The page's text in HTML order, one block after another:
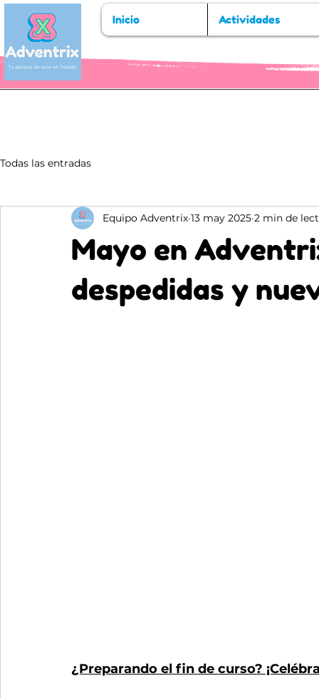
Inicio Actividades
Todas las entradas
Mayo en
despedidas y
Equipo Adventrix 13 may 2025 2 min de
¿Preparando el fin de curso?